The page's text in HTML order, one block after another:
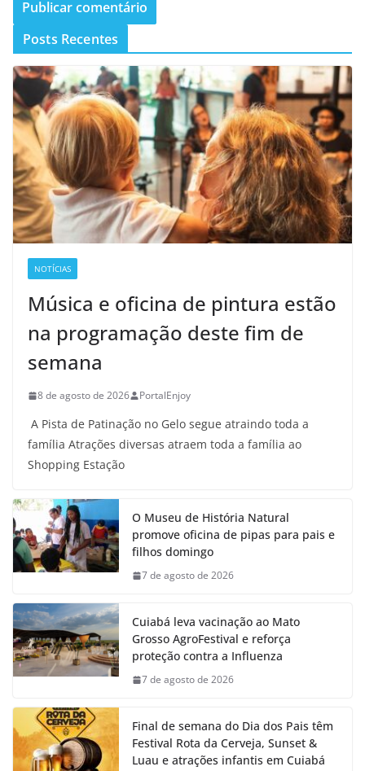
Posts Recentes
NOTÍCIAS
Música e oficina de pintura estão
na programação deste fim de
semana
8 de agosto de 2026 PortalEnjoy
A Pista de Patinação no Gelo segue atraindo toda a
família Atrações diversas atraem toda a família ao
Shopping Estação
O Museu de História Natural
promove oficina de pipas para pais e
filhos domingo
7 de agosto de 2026
Cuiabá leva vacinação ao Mato
Grosso AgroFestival e reforça
proteção contra a Influenza
7 de agosto de 2026
Final de semana do Dia dos Pais têm
Festival Rota da Cerveja, Sunset &
Luau e atrações infantis em Cuiabá